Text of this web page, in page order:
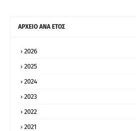
ΑΡΧΕΙΟ ΑΝΑ ΕΤΟΣ
2026
2025
2024
2023
2022
2021